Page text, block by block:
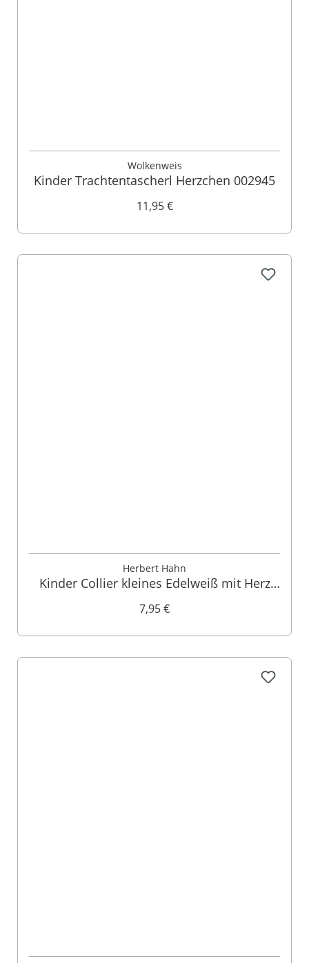
Wolkenweis
Kinder Trachtentascherl Herzchen 002945
11,95 €
Herbert Hahn
Kinder Collier kleines Edelweiß mit Herz
7,95 €